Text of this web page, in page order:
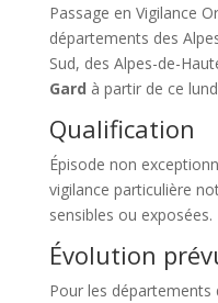
Passage en Vigilance
départements des
Sud, des Alpes-de-
Gard à partir de ce
Qualification
Épisode non
vigilance particulière
sensibles ou exposées.
Évolution
Pour les départements